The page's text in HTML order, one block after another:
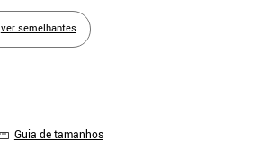
ver semelhantes
Guia de tamanhos